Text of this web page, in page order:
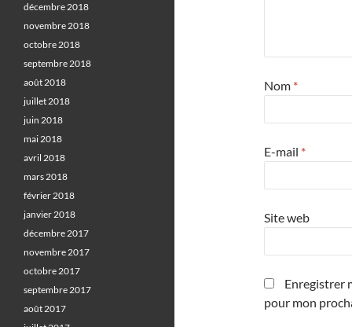
Nom *
E-mail *
Site web
Enregistrer
pour mon
décembre 2018
novembre 2018
octobre 2018
septembre 2018
août 2018
juillet 2018
juin 2018
mai 2018
avril 2018
mars 2018
février 2018
janvier 2018
décembre 2017
novembre 2017
octobre 2017
septembre 2017
août 2017